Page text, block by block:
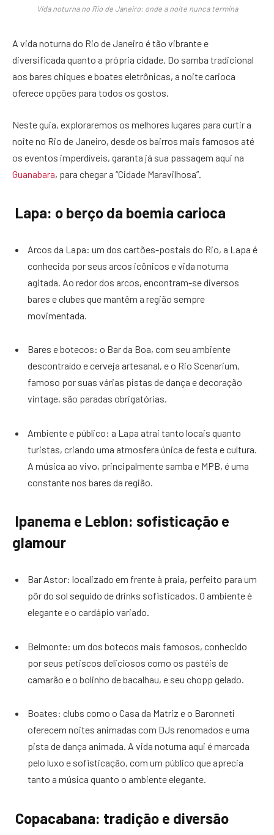
Vida noturna no Rio de Janeiro: onde a noite nunca termina
A vida noturna do Rio de Janeiro é tão vibrante e
diversificada quanto a própria cidade. Do samba tradicional
aos bares chiques e boates eletrônicas, a noite carioca
oferece opções para todos os gostos.
Neste guia, exploraremos os melhores lugares para curtir a
noite no Rio de Janeiro, desde os bairros mais famosos até
os eventos imperdíveis, garanta já sua passagem aqui na
Guanabara, para chegar a “Cidade Maravilhosa”.
Lapa: o berço da boemia carioca
Arcos da Lapa: um dos cartões-postais do Rio, a Lapa é
conhecida por seus arcos icônicos e vida noturna
agitada. Ao redor dos arcos, encontram-se diversos
bares e clubes que mantêm a região sempre
movimentada.
Bares e botecos: o Bar da Boa, com seu ambiente
descontraído e cerveja artesanal, e o Rio Scenarium,
famoso por suas várias pistas de dança e decoração
vintage, são paradas obrigatórias.
Ambiente e público: a Lapa atrai tanto locais quanto
turistas, criando uma atmosfera única de festa e cultura.
A música ao vivo, principalmente samba e MPB, é uma
constante nos bares da região.
Ipanema e Leblon: sofisticação e
glamour
Bar Astor: localizado em frente à praia, perfeito para um
pôr do sol seguido de drinks sofisticados. O ambiente é
elegante e o cardápio variado.
Belmonte: um dos botecos mais famosos, conhecido
por seus petiscos deliciosos como os pastéis de
camarão e o bolinho de bacalhau, e seu chopp gelado.
Boates: clubs como o Casa da Matriz e o Baronneti
oferecem noites animadas com DJs renomados e uma
pista de dança animada. A vida noturna aqui é marcada
pelo luxo e sofisticação, com um público que aprecia
tanto a música quanto o ambiente elegante.
Copacabana: tradição e diversão